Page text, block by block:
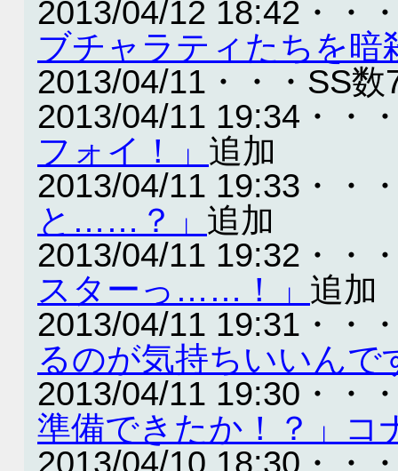
2013/04/12 18:42・・
ブチャラティたちを暗
2013/04/11・・・SS数
2013/04/11 19:34・・
フォイ！」 追加
2013/04/11 19:33・・
と……？」 追加
2013/04/11 19:32・・
スターっ……！」 追加
2013/04/11 19:31・・
るのが気持ちいいんで
2013/04/11 19:30・・
準備できたか！？」コ
2013/04/10 18:30・・